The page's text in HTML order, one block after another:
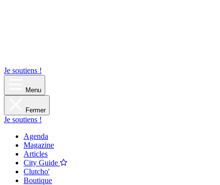
Je soutiens !
Menu
Fermer
Je soutiens !
Agenda
Magazine
Articles
City Guide
Clutcho'
Boutique